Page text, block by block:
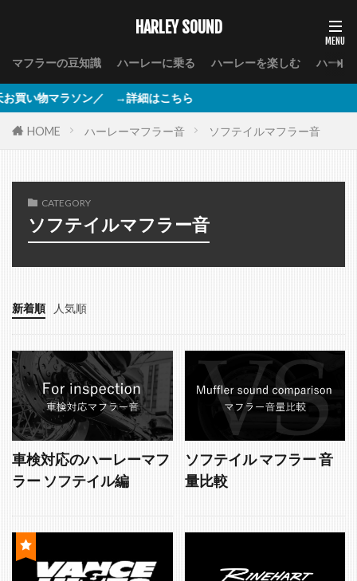
HARLEY SOUND
マフラーの豆知識 ハーレーに乗る ハーレーを楽しむ ハーレ
ソン／ →詳細はこちら
HOME ハーレーマフラー音 ソフテイルマフラー音
CATEGORY
ソフテイルマフラー音
新着順 人気順
車検対応のハーレーマフ
ラー ソフテイル編
ソフテイル マフラー 音
量比較